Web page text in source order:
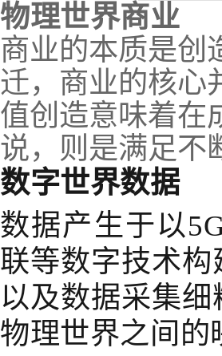
物理世界商业
商业的本质是创
迁，商业的核心
值创造意味着在
说，则是满足不
数字世界数据
数据产生于以
联等数字技术
以及数据采集
物理世界之间的